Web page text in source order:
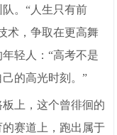
。“人生只有前
术，争取在更高舞
轻人：“高考不是
的高光时刻。”
上，这个曾徘徊的
赛道上，跑出属于